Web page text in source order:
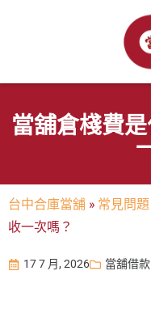
當舖倉棧費
台中合庫當舖 » 常見問題
收一次嗎？
17 7 月, 2026 當舖借款